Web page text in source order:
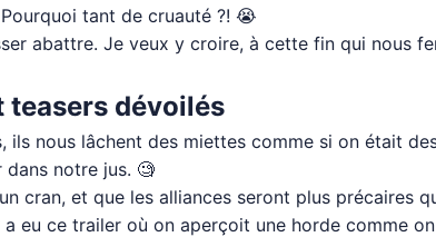
tant de cruauté ?! 😭
abattre. Je veux y croire, à cette fin qui nous
teasers dévoilés
ils nous lâchent des miettes comme si on était
dans notre jus. 🧐
cran, et que les alliances seront plus précaires
eu ce trailer où on aperçoit une horde comme on